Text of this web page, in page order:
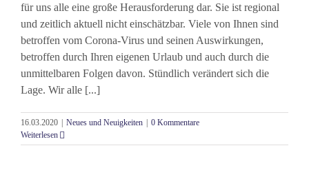
für uns alle eine große Herausforderung dar. Sie ist regional
und zeitlich aktuell nicht einschätzbar. Viele von Ihnen sind
betroffen vom Corona-Virus und seinen Auswirkungen,
betroffen durch Ihren eigenen Urlaub und auch durch die
unmittelbaren Folgen davon. Stündlich verändert sich die
Lage. Wir alle [...]
16.03.2020 Neues und Neuigkeiten
0 Kommentare
Weiterlesen